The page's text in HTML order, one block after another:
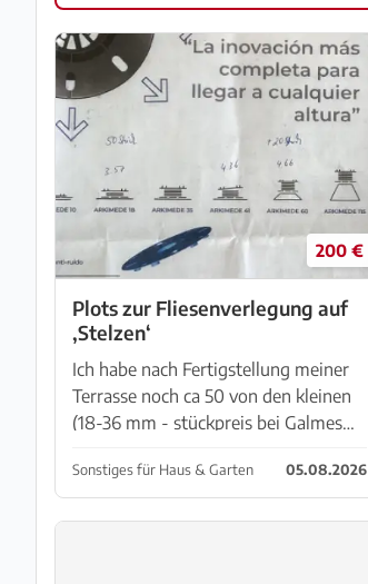
Service-Teams im Bereich Travel &
Touris...
200 €
Plots zur Fliesenverlegung auf
‚Stelzen‘
Ich habe nach Fertigstellung meiner
Terrasse noch ca 50 von den kleinen
(18-36 mm - stückpreis bei Galmes
60-115 - stückpreis 4,66€ = 90 € und
einen karton gemisc...
Sonstiges für Haus & Garten 05.08.2026